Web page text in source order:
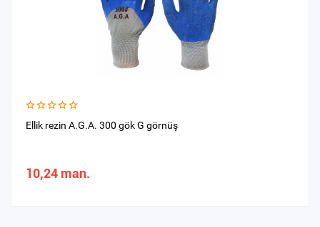
Ellik rezin A.G.A. 300 gök G görnüş
10,24 man.